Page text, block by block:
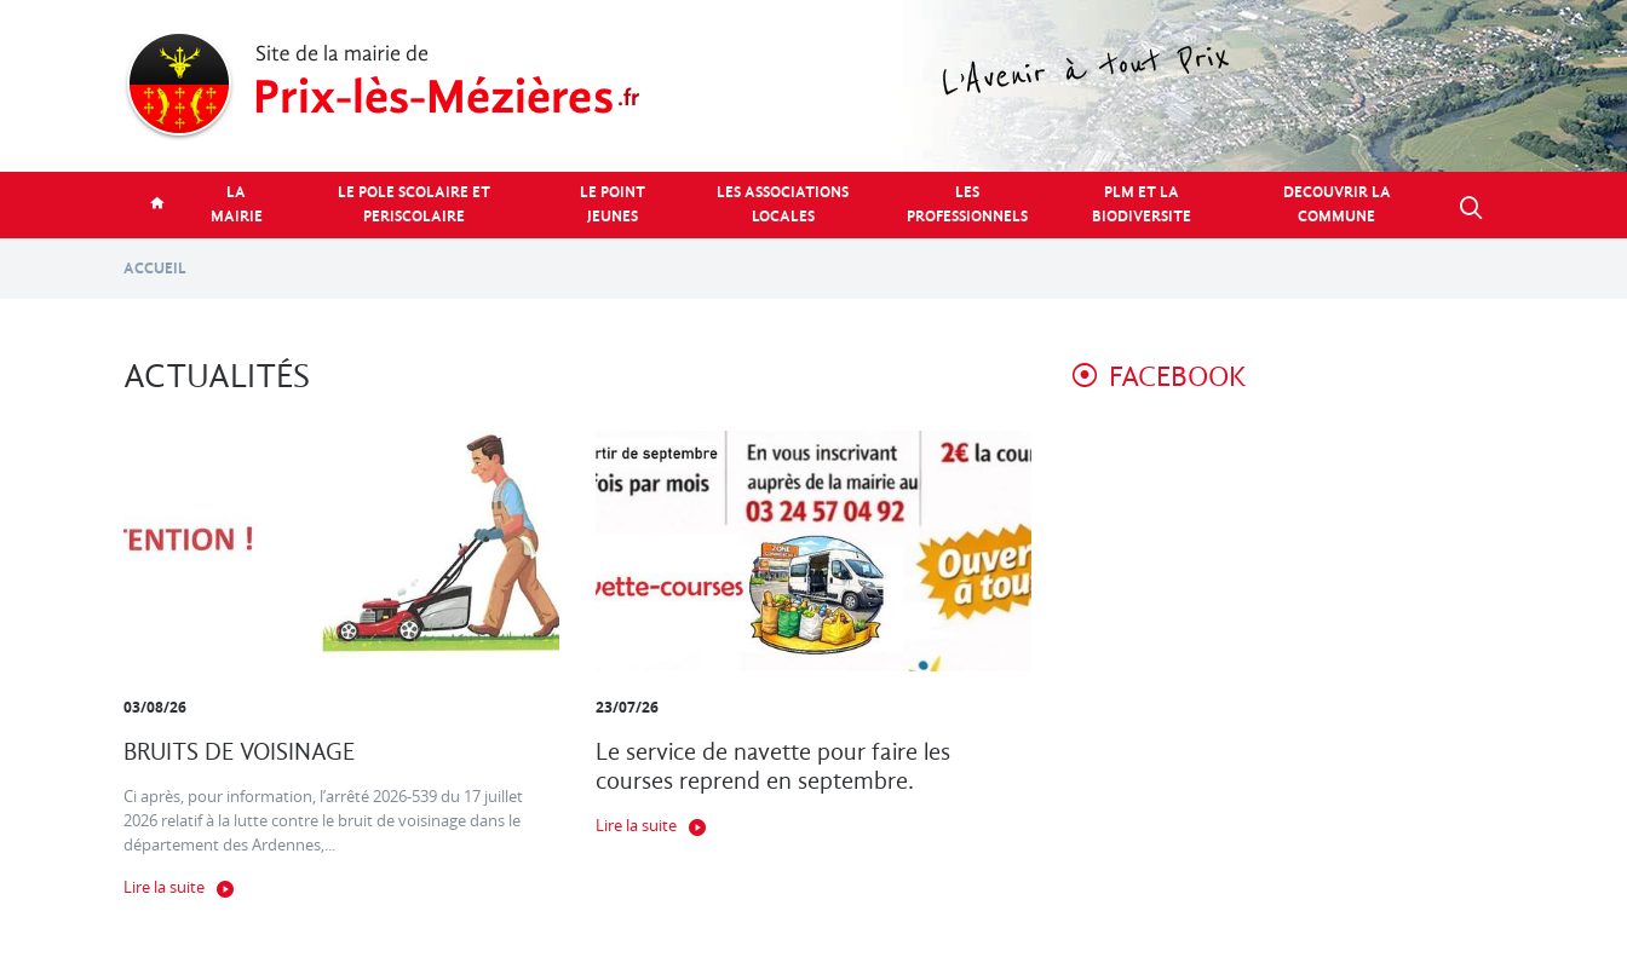
LA
MAIRIE
LE POLE SCOLAIRE ET
PERISCOLAIRE
LE POINT
JEUNES
LES ASSOCIATIONS
LOCALES
LES
PROFESSIONNELS
PLM ET LA
BIODIVERSITE
DECOUVRIR LA
COMMUNE
ACCUEIL
ACTUALITÉS
03/08/26
BRUITS DE VOISINAGE
Ci après, pour information, l’arrêté 2026-539 du 17 juillet
2026 relatif à la lutte contre le bruit de voisinage dans le
département des Ardennes,...
Lire la suite
23/07/26
Le service de navette pour faire les
courses reprend en septembre.
Lire la suite
FACEBOOK